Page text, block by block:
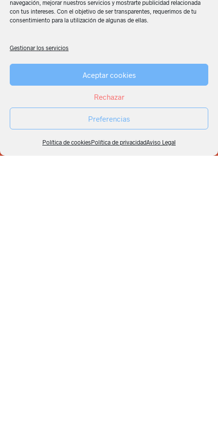
navegación, mejorar nuestros servicios y mostrarte publicidad relacionada
con tus intereses. Con el objetivo de ser transparentes, requerimos de tu
consentimiento para la utilización de algunas de ellas.
Gestionar los servicios
Aceptar cookies
Rechazar
Preferencias
Política de cookiesPolítica de privacidadAviso Legal